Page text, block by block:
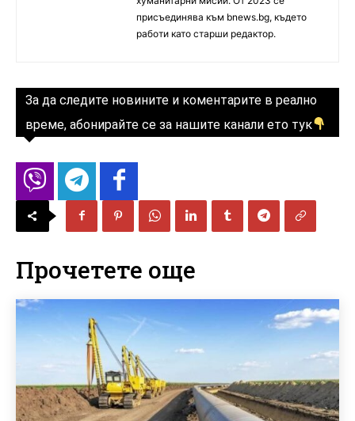
присъединява към bnews.bg, където
работи като старши редактор.
За да следите новините и коментарите в реално
време, абонирайте се за нашите канали ето тук
Прочетете още